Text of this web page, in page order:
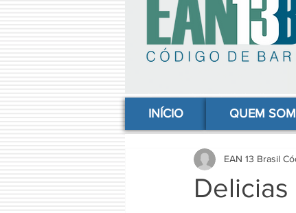
comprar codigo de barras, comprar código de barras, adquirir código de barras, código de barras
INÍCIO QUEM
EAN 13 Brasil